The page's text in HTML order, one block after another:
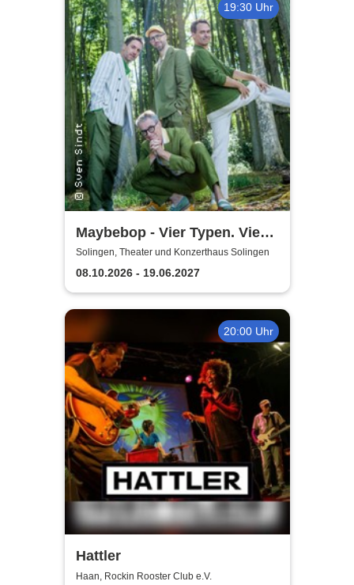
19:30 Uhr
Maybebop - Vier Typen. Vier
Mikrofone. Sonst nichts.
Solingen, Theater und Konzerthaus Solingen
08.10.2026 - 19.06.2027
20:00 Uhr
Hattler
Haan, Rockin Rooster Club e.V.